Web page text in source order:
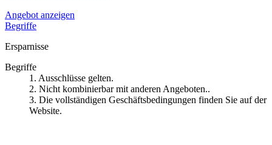
Angebot anzeigen
Begriffe
Ersparnisse
Begriffe
1. Ausschlüsse gelten.
2. Nicht kombinierbar mit anderen Angeboten..
3. Die vollständigen Geschäftsbedingungen finden Sie auf der
Website.